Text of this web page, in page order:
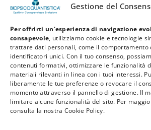
Gestione del
Per offrirti un'esperienza di navigazione
consapevole, utilizziamo cookie e tecnologie
trattare dati personali, come il comportamento
identificatori unici. Con il tuo consenso,
contenuti formativi, ottimizzare le funzionalità
materiali rilevanti in linea con i tuoi interessi.
liberamente le tue preferenze o revocare il
momento attraverso il pannello di gestione. Il
limitare alcune funzionalità del sito. Per
consulta la nostra Cookie Policy.
Privacy Policy Cookie Policy
© 2026 BioPsicoQuantistica® – Tutti i diritti
Company